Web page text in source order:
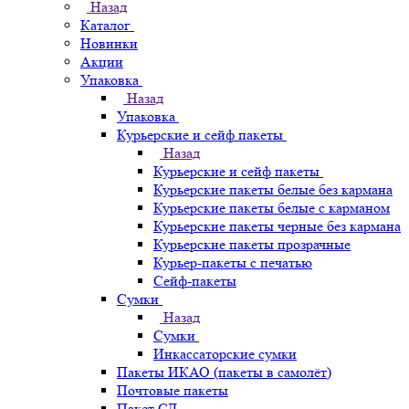
Назад
Каталог
Новинки
Акции
Упаковка
Назад
Упаковка
Курьерские и сейф пакеты
Назад
Курьерские и сейф пакеты
Курьерские пакеты белые без кармана
Курьерские пакеты белые с карманом
Курьерские пакеты черные без кармана
Курьерские пакеты прозрачные
Курьер-пакеты с печатью
Сейф-пакеты
Сумки
Назад
Сумки
Инкассаторские сумки
Пакеты ИКАО (пакеты в самолёт)
Почтовые пакеты